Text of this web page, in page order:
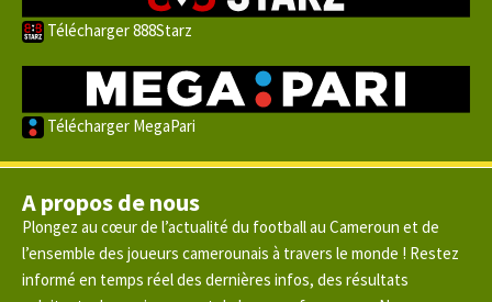
Télécharger 888Starz
Télécharger MegaPari
A propos de nous
Plongez au cœur de l’actualité du football au Cameroun et de
l’ensemble des joueurs camerounais à travers le monde ! Restez
informé en temps réel des dernières infos, des résultats